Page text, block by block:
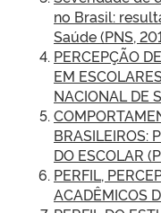
no Brasil:
Saúde (PNS,
PERCEPÇÃO
EM
NACIONAL DE
BRASILEIROS:
DO ESCOLAR
PERFIL,
ACADÊMICOS